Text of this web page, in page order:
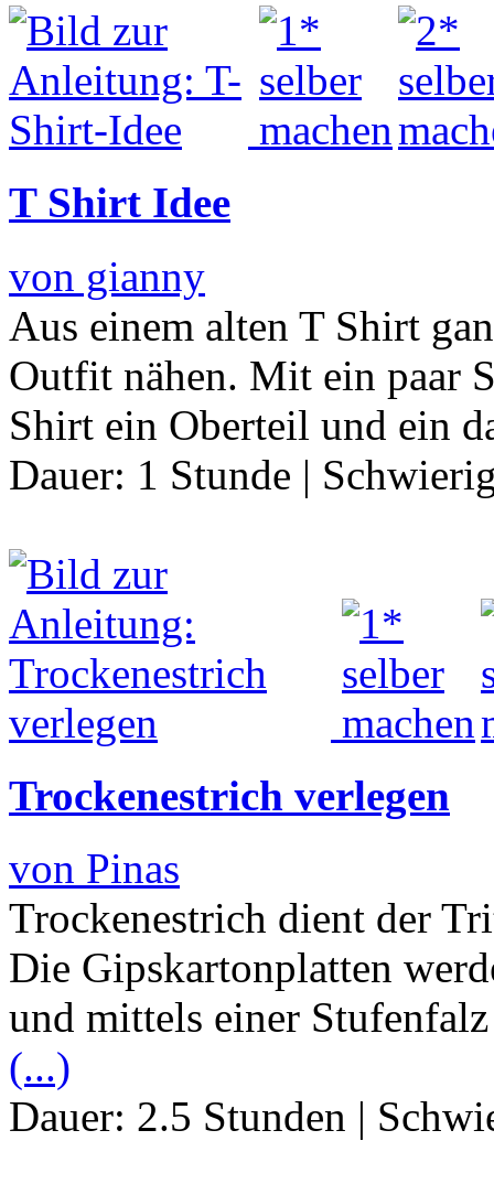
T Shirt Idee
von gianny
Aus einem alten T Shirt
Outfit nähen. Mit ein paar
Shirt ein Oberteil und ein
Dauer: 1 Stunde |
Trockenestrich verlegen
von Pinas
Trockenestrich dient der
Die Gipskartonplatten
und mittels einer
(...)
Dauer: 2.5 Stunden |